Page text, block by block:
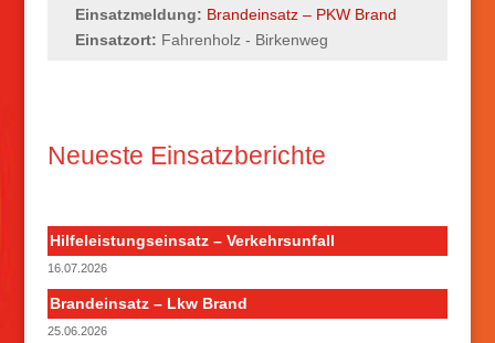
Einsatzmeldung: Brandeinsatz – PKW Brand
Einsatzort: Fahrenholz - Birkenweg
Neueste Einsatzberichte
Hilfeleistungseinsatz – Verkehrsunfall
16.07.2026
Brandeinsatz – Lkw Brand
25.06.2026